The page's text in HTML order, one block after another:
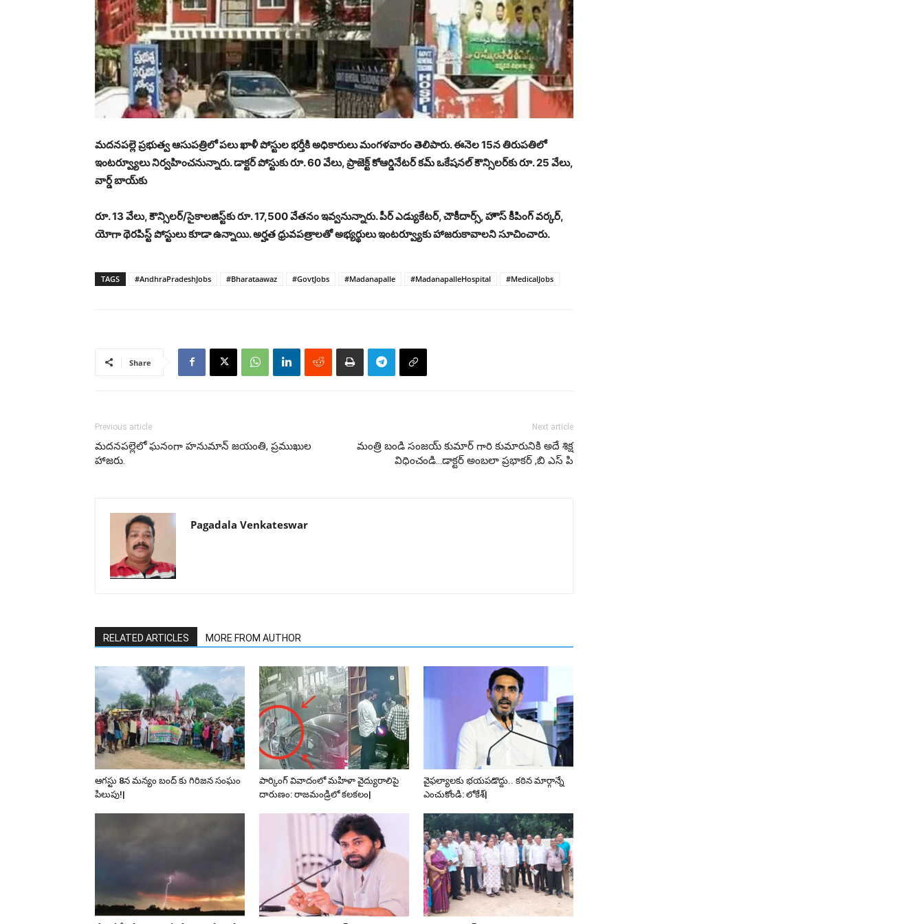
మదనపల్లె ప్రభుత్వ ఆసుపత్రిలో పలు ఖాళీ పోస్టుల భర్తీకి అధికారులు మంగళవారం తెలిపారు. ఈనెల 15న తిరుపతిలో
ఇంటర్వ్యూలు నిర్వహించనున్నారు. డాక్టర్ పోస్టుకు రూ. 60 వేలు, ప్రాజెక్ట్ కోఆర్డినేటర్ కమ్ ఒకేషనల్ కౌన్సిలర్‌కు రూ. 25 వేలు,
వార్డ్ బాయ్‌కు
రూ. 13 వేలు, కౌన్సిలర్/సైకాలజిస్ట్‌కు రూ. 17,500 వేతనం ఇవ్వనున్నారు. పీర్ ఎడ్యుకేటర్, చౌకీదార్స్, హౌస్ కీపింగ్ వర్కర్,
యోగా థెరపిస్ట్ పోస్టులు కూడా ఉన్నాయి. అర్హత ధ్రువపత్రాలతో అభ్యర్థులు ఇంటర్వ్యూకు హాజరుకావాలని సూచించారు.
TAGS #AndhraPradeshJobs #Bharataawaz #GovtJobs #Madanapalle #MadanapalleHospital #MedicalJobs
Share
Previous article
మదనపల్లెలో ఘనంగా హనుమాన్ జయంతి, ప్రముఖుల
హాజరు.
Next article
మంత్రి బండి సంజయ్ కుమార్ గారి కుమారునికి అదే శిక్ష
విధించండి…డాక్టర్ అంబలా ప్రభాకర్ ,బి ఎస్ పి
Pagadala Venkateswar
RELATED ARTICLES MORE FROM AUTHOR
ఆగస్టు 8న మన్యం బంద్ కు గిరిజన సంఘం
పిలుపు!|
పార్కింగ్ వివాదంలో మహిళా వైద్యురాలిపై
దారుణం: రాజమండ్రిలో కలకలం|
వైఫల్యాలకు భయపడొద్దు.. కఠిన మార్గాన్నే
ఎంచుకోండి: లోకేశ్|